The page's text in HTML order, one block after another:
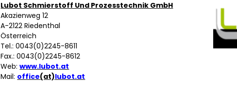
Lubot Schmierstoff Und Prozesstechnik GmbH
Akazienweg 12
A-2122 Riedenthal
Österreich
Tel.: 0043(0)2245-8611
Fax.: 0043(0)2245-8612
Web: www.lubot.at
Mail: office(at)lubot.at